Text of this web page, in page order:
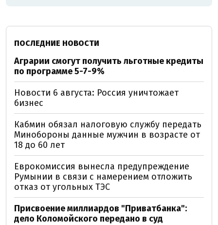
ПОСЛЕДНИЕ НОВОСТИ
Аграрии смогут получить льготные кредиты
по программе 5-7-9%
Новости 6 августа: Россия уничтожает
бизнес
Кабмин обязал налоговую службу передать
Минобороны данные мужчин в возрасте от
18 до 60 лет
Еврокомиссия вынесла предупреждение
Румынии в связи с намерением отложить
отказ от угольных ТЭС
Присвоение миллиардов "Приватбанка":
дело Коломойского передано в суд